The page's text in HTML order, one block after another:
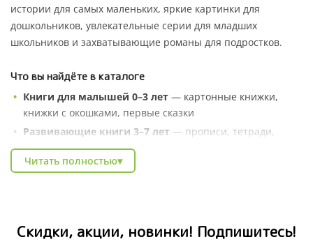
истории для самых маленьких, яркие картинки для
дошкольников, увлекательные серии для младших
школьников и захватывающие романы для подростков.
Что вы найдёте в каталоге
Книги для малышей 0–3 лет — картонные книжки,
книжки с окошками, первые сказки
Развивающие книги 3–7 лет — прописи, тетради,
серии «Умные книжки», энциклопедии в сказках
Художественные серии
Книги для школьников— тренажёры, рабочие
Читать полностью▾
Скидки, акции, новинки! Подпишитесь!